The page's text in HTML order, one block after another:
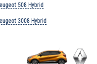
508 Hybrid
3008 Hybrid